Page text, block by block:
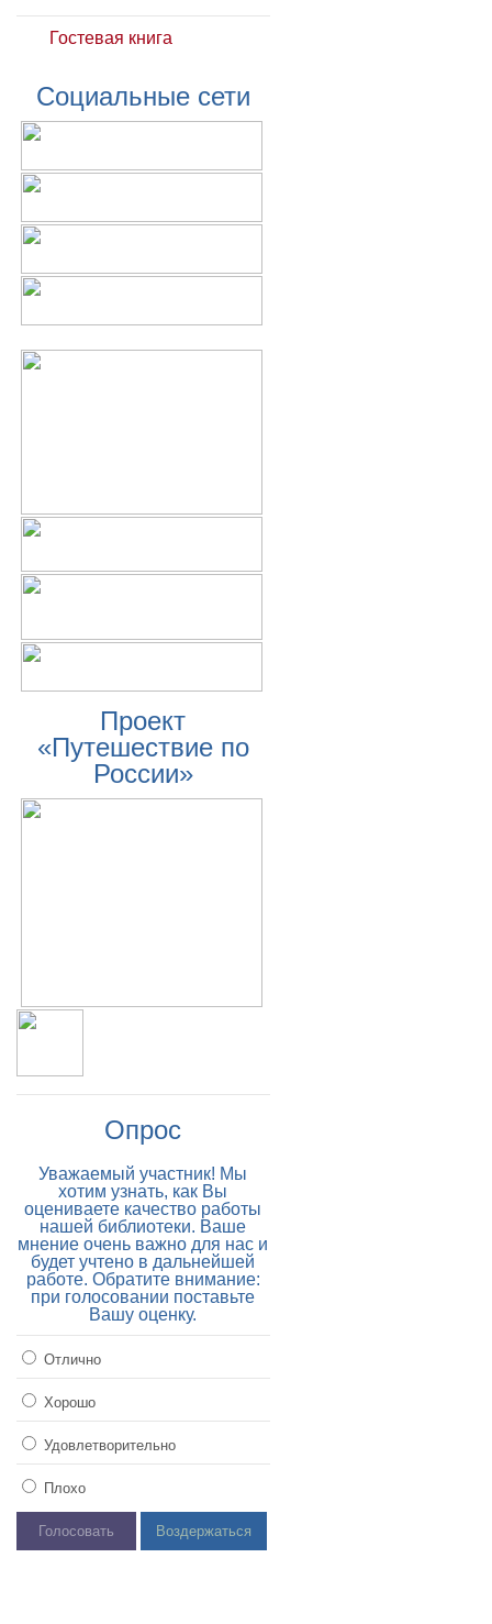
Гостевая книга
Социальные сети
Проект
«Путешествие по
России»
Опрос
Уважаемый участник! Мы
хотим узнать, как Вы
оцениваете качество работы
нашей библиотеки. Ваше
мнение очень важно для нас и
будет учтено в дальнейшей
работе. Обратите внимание:
при голосовании поставьте
Вашу оценку.
Отлично
Хорошо
Удовлетворительно
Плохо
Голосовать Воздержаться